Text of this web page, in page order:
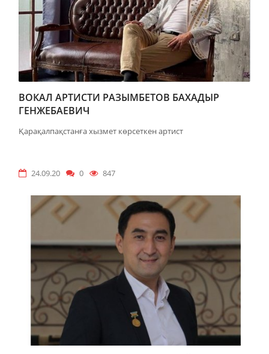
ВОКАЛ АРТИСТИ РАЗЫМБЕТОВ БАХАДЫР
ГЕНЖЕБАЕВИЧ
Қарақалпақстанға хызмет көрсеткен артист
24.09.20 0 847